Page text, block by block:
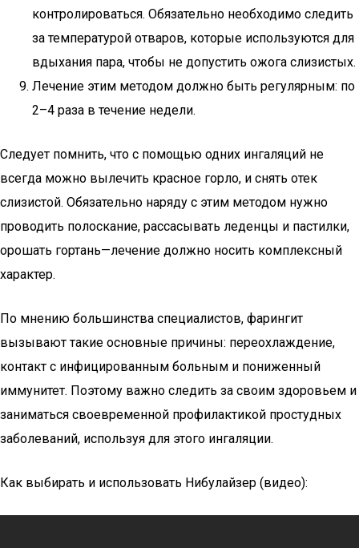
контролироваться. Обязательно необходимо следить
за температурой отваров, которые используются для
вдыхания пара, чтобы не допустить ожога слизистых.
Лечение этим методом должно быть регулярным: по
2–4 раза в течение недели.
Следует помнить, что с помощью одних ингаляций не
всегда можно вылечить красное горло, и снять отек
слизистой. Обязательно наряду с этим методом нужно
проводить полоскание, рассасывать леденцы и пастилки,
орошать гортань—лечение должно носить комплексный
характер.
По мнению большинства специалистов, фарингит
вызывают такие основные причины: переохлаждение,
контакт с инфицированным больным и пониженный
иммунитет. Поэтому важно следить за своим здоровьем и
заниматься своевременной профилактикой простудных
заболеваний, используя для этого ингаляции.
Как выбирать и использовать Нибулайзер (видео):